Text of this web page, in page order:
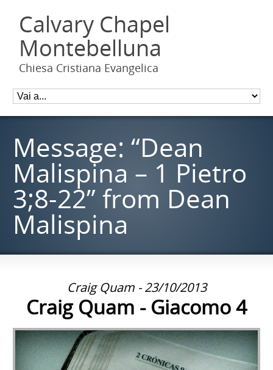
Calvary Chapel
Montebelluna
Chiesa Cristiana Evangelica
Message: “Dean
Malispina – 1 Pietro
3;8-22” from Dean
Malispina
Craig Quam - 23/10/2013
Craig Quam - Giacomo 4